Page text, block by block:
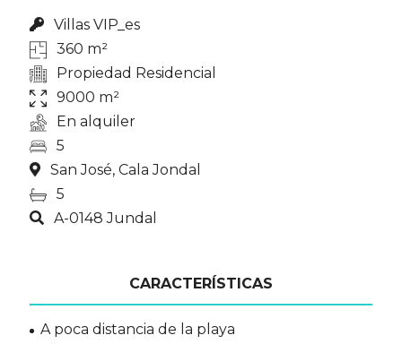
Villas VIP_es
360 m²
Propiedad Residencial
9000 m²
En alquiler
5
San José, Cala Jondal
5
A-0148 Jundal
CARACTERÍSTICAS
A poca distancia de la playa